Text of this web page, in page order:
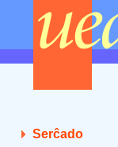
Serĉado